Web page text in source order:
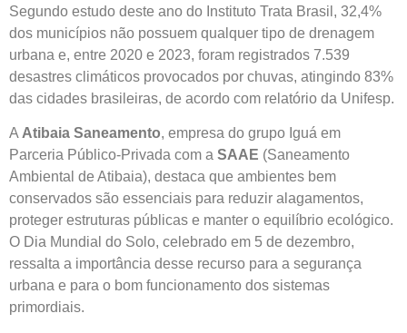
Segundo estudo deste ano do Instituto Trata Brasil, 32,4%
dos municípios não possuem qualquer tipo de drenagem
urbana e, entre 2020 e 2023, foram registrados 7.539
desastres climáticos provocados por chuvas, atingindo 83%
das cidades brasileiras, de acordo com relatório da Unifesp.
A Atibaia Saneamento, empresa do grupo Iguá em
Parceria Público-Privada com a SAAE (Saneamento
Ambiental de Atibaia), destaca que ambientes bem
conservados são essenciais para reduzir alagamentos,
proteger estruturas públicas e manter o equilíbrio ecológico.
O Dia Mundial do Solo, celebrado em 5 de dezembro,
ressalta a importância desse recurso para a segurança
urbana e para o bom funcionamento dos sistemas
primordiais.